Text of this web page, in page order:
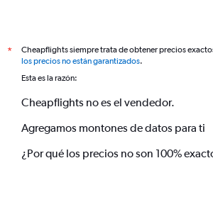
*
Cheapflights siempre trata de obtener precios
los precios no están garantizados.
Esta es la razón:
Cheapflights no es el vendedor.
Agregamos montones de datos para ti
¿Por qué los precios no son 100%